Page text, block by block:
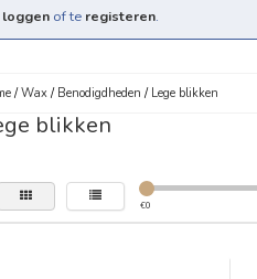
loggen of te registeren.
/Wax/ Benodigdheden / Lege blikken
blikken
€0